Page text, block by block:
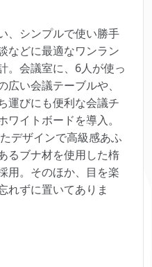
、シンプルで使い勝手
などに最適なワンラン
。会議室に、6人が使っ
い会議テーブルや、
運びにも便利な会議チ
イトボードを導入。
デザインで高級感あふ
るブナ材を使用した楕
用。そのほか、目を楽
れずに置いてありま